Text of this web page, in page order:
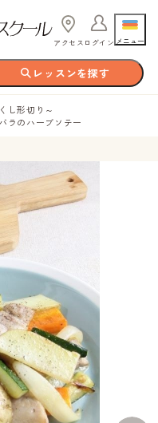
アクセス ログイン メニュー
レッスンを探す
し形切り～
ラのハーブソテー